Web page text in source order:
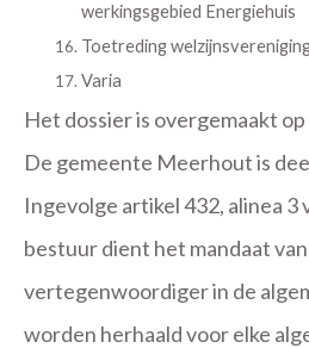
werkingsgebied Energiehuis
Toetreding
Varia
Het dossier is overgemaakt
De gemeente Meerhout is
Ingevolge artikel 432, alinea 3
bestuur dient het mandaat
vertegenwoordiger in de
worden herhaald voor elke